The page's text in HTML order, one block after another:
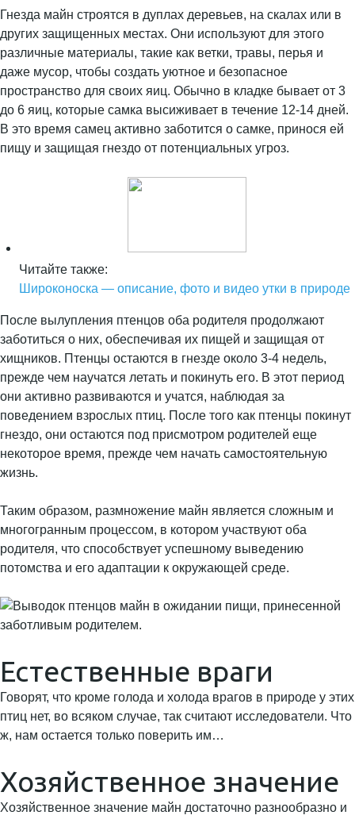
Гнезда майн строятся в дуплах деревьев, на скалах или в
других защищенных местах. Они используют для этого
различные материалы, такие как ветки, травы, перья и
даже мусор, чтобы создать уютное и безопасное
пространство для своих яиц. Обычно в кладке бывает от 3
до 6 яиц, которые самка высиживает в течение 12-14 дней.
В это время самец активно заботится о самке, принося ей
пищу и защищая гнездо от потенциальных угроз.
Читайте также:
Широконоска — описание, фото и видео утки в природе
После вылупления птенцов оба родителя продолжают
заботиться о них, обеспечивая их пищей и защищая от
хищников. Птенцы остаются в гнезде около 3-4 недель,
прежде чем научатся летать и покинуть его. В этот период
они активно развиваются и учатся, наблюдая за
поведением взрослых птиц. После того как птенцы покинут
гнездо, они остаются под присмотром родителей еще
некоторое время, прежде чем начать самостоятельную
жизнь.
Таким образом, размножение майн является сложным и
многогранным процессом, в котором участвуют оба
родителя, что способствует успешному выведению
потомства и его адаптации к окружающей среде.
Естественные враги
Говорят, что кроме голода и холода врагов в природе у этих
птиц нет, во всяком случае, так считают исследователи. Что
ж, нам остается только поверить им…
Хозяйственное значение
Хозяйственное значение майн достаточно разнообразно и